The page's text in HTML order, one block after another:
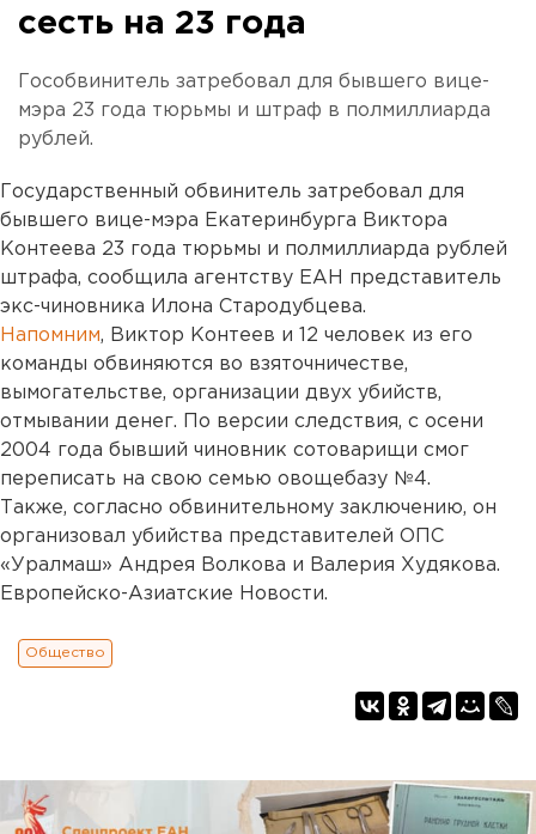
сесть на 23 года
Гособвинитель затребовал для бывшего вице-
мэра 23 года тюрьмы и штраф в полмиллиарда
рублей.
Государственный обвинитель затребовал для
бывшего вице-мэра Екатеринбурга Виктора
Контеева 23 года тюрьмы и полмиллиарда рублей
штрафа, сообщила агентству ЕАН представитель
экс-чиновника Илона Стародубцева.
Напомним, Виктор Контеев и 12 человек из его
команды обвиняются во взяточничестве,
вымогательстве, организации двух убийств,
отмывании денег. По версии следствия, с осени
2004 года бывший чиновник сотоварищи смог
переписать на свою семью овощебазу №4.
Также, согласно обвинительному заключению, он
организовал убийства представителей ОПС
«Уралмаш» Андрея Волкова и Валерия Худякова.
Европейско-Азиатские Новости.
Общество